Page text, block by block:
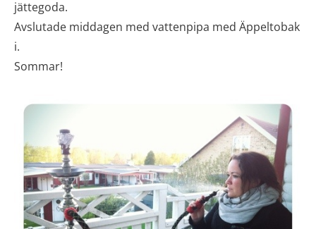
jättegoda.
Avslutade middagen med vattenpipa med Äppeltobak
i.
Sommar!